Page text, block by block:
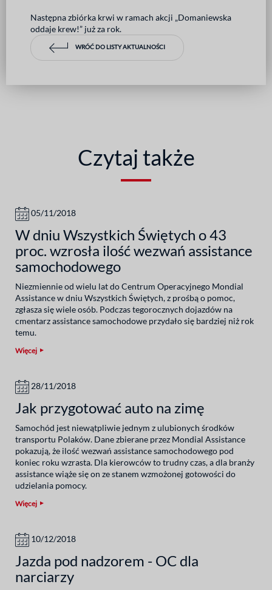
Następna zbiórka krwi w ramach akcji „Domaniewska
oddaje krew!” już za rok.
WRÓĆ DO LISTY AKTUALNOŚCI
Czytaj także
05/11/2018
W dniu Wszystkich Świętych o 43
proc. wzrosła ilość wezwań assistance
samochodowego
Niezmiennie od wielu lat do Centrum Operacyjnego Mondial
Assistance w dniu Wszystkich Świętych, z prośbą o pomoc,
zgłasza się wiele osób. Podczas tegorocznych dojazdów na
cmentarz assistance samochodowe przydało się bardziej niż rok
temu.
Więcej
28/11/2018
Jak przygotować auto na zimę
Samochód jest niewątpliwie jednym z ulubionych środków
transportu Polaków. Dane zbierane przez Mondial Assistance
pokazują, że ilość wezwań assistance samochodowego pod
koniec roku wzrasta. Dla kierowców to trudny czas, a dla branży
assistance wiąże się on ze stanem wzmożonej gotowości do
udzielania pomocy.
Więcej
10/12/2018
Jazda pod nadzorem - OC dla
narciarzy